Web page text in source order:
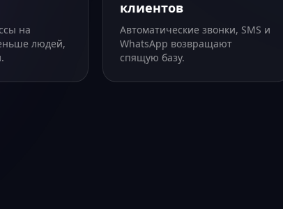
на
людей,
клиентов
Автоматические звонки, SMS и
WhatsApp возвращают
спящую базу.